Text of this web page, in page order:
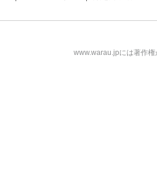
www.warau.jpには著作